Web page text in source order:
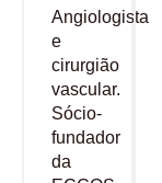
Angiologista
e
cirurgião
vascular.
Sócio-
fundador
da